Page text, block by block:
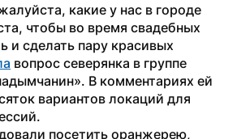
какие у нас в городе
чтобы во время свадебных
и сделать пару красивых
вопрос северянка в группе
В комментариях ей
вариантов локаций для
посетить оранжерею,